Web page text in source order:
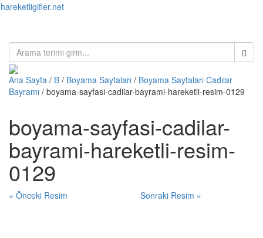
hareketligifler.net
Ana Sayfa / B / Boyama Sayfaları / Boyama Sayfaları Cadılar
Bayramı / boyama-sayfasi-cadilar-bayrami-hareketli-resim-0129
boyama-sayfasi-cadilar-
bayrami-hareketli-resim-
0129
« Önceki Resim Sonraki Resim »